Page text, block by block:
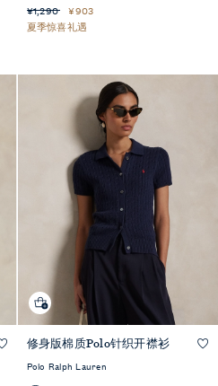
¥1,290 ¥903
夏季惊喜礼遇
快速预览
修身版棉质Polo针织开襟衫
Polo Ralph Lauren